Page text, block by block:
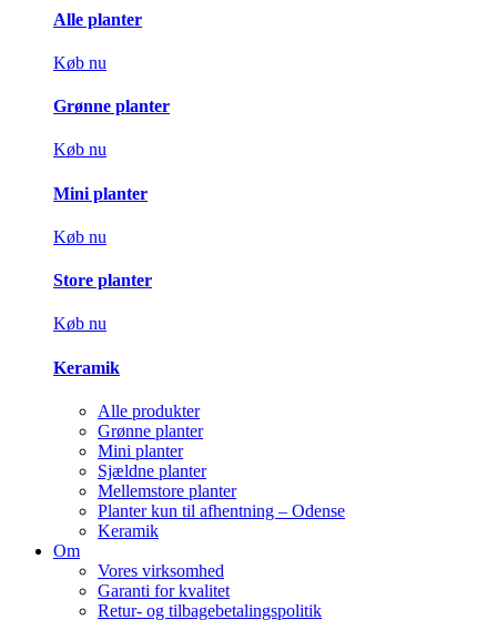
Alle planter
Køb nu
Grønne planter
Køb nu
Mini planter
Køb nu
Store planter
Køb nu
Keramik
Alle produkter
Grønne planter
Mini planter
Sjældne planter
Mellemstore planter
Planter kun til afhentning – Odense
Keramik
Om
Vores virksomhed
Garanti for kvalitet
Retur- og tilbagebetalingspolitik